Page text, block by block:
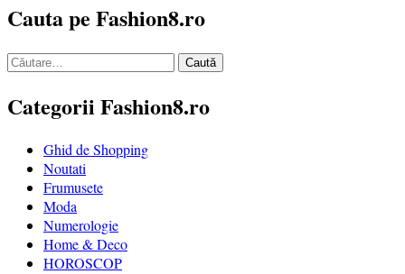
Cauta pe Fashion8.ro
Caută
Categorii Fashion8.ro
Ghid de Shopping
Noutati
Frumusete
Moda
Numerologie
Home & Deco
HOROSCOP